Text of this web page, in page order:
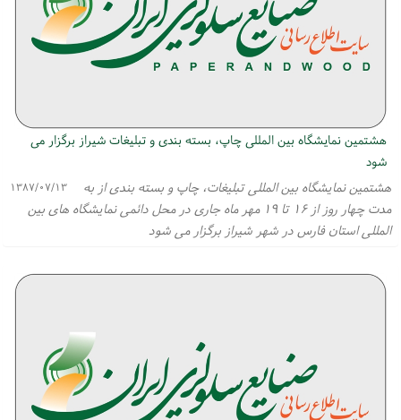
هشتمین نمایشگاه بین المللی چاپ، بسته بندی و تبلیغات شیراز برگزار می
شود
۱۳۸۷/۰۷/۱۳
هشتمین نمایشگاه بین المللی تبلیغات، چاپ و بسته بندی از به
مدت چهار روز از ۱۶ تا ۱۹ مهر ماه جاری در محل دائمی نمایشگاه های بین
المللی استان فارس در شهر شیراز برگزار می شود